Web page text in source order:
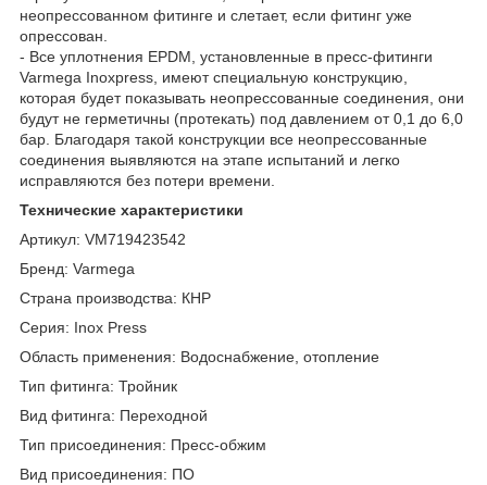
неопрессованном фитинге и слетает, если фитинг уже
опрессован.
- Все уплотнения EPDM, установленные в пресс-фитинги
Varmega Inoxpress, имеют специальную конструкцию,
которая будет показывать неопрессованные соединения, они
будут не герметичны (протекать) под давлением от 0,1 до 6,0
бар. Благодаря такой конструкции все неопрессованные
соединения выявляются на этапе испытаний и легко
исправляются без потери времени.
Технические характеристики
Артикул: VM719423542
Бренд: Varmega
Страна производства: КНР
Серия: Inox Press
Область применения: Водоснабжение, отопление
Тип фитинга: Тройник
Вид фитинга: Переходной
Тип присоединения: Пресс-обжим
Вид присоединения: ПО